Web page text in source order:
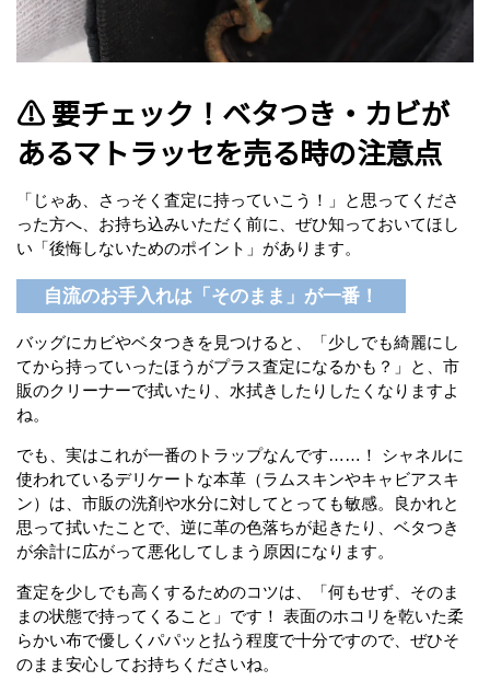
⚠️ 要チェック！ベタつき・カビが
あるマトラッセを売る時の注意点
「じゃあ、さっそく査定に持っていこう！」と思ってくださ
った方へ、お持ち込みいただく前に、ぜひ知っておいてほし
い「後悔しないためのポイント」があります。
自流のお手入れは「そのまま」が一番！
バッグにカビやベタつきを見つけると、「少しでも綺麗にし
てから持っていったほうがプラス査定になるかも？」と、市
販のクリーナーで拭いたり、水拭きしたりしたくなりますよ
ね。
でも、実はこれが一番のトラップなんです……！ シャネルに
使われているデリケートな本革（ラムスキンやキャビアスキ
ン）は、市販の洗剤や水分に対してとっても敏感。良かれと
思って拭いたことで、逆に革の色落ちが起きたり、ベタつき
が余計に広がって悪化してしまう原因になります。
査定を少しでも高くするためのコツは、「何もせず、そのま
まの状態で持ってくること」です！ 表面のホコリを乾いた柔
らかい布で優しくパパッと払う程度で十分ですので、ぜひそ
のまま安心してお持ちくださいね。